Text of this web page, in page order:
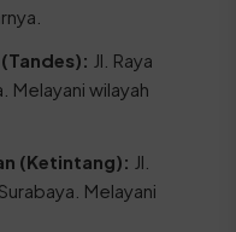
Jl. Raya
Melayani wilayah
(Ketintang): Jl.
Melayani